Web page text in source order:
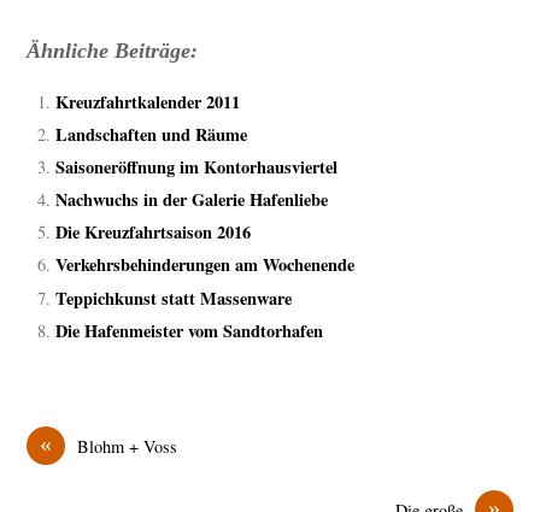
Ähnliche Beiträge:
Kreuzfahrtkalender 2011
Landschaften und Räume
Saisoneröffnung im Kontorhausviertel
Nachwuchs in der Galerie Hafenliebe
Die Kreuzfahrtsaison 2016
Verkehrsbehinderungen am Wochenende
Teppichkunst statt Massenware
Die Hafenmeister vom Sandtorhafen
« Blohm + Voss